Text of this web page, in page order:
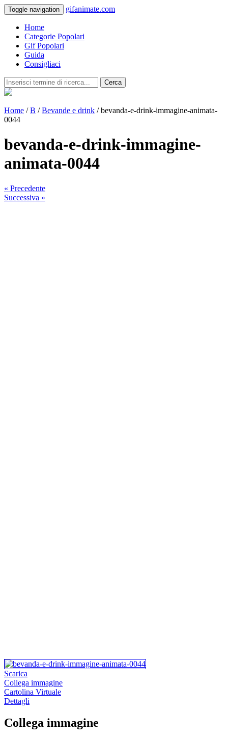
Toggle navigation gifanimate.com
Home
Categorie Popolari
Gif Popolari
Guida
Consigliaci
Cerca
Home /B /Bevande e drink / bevanda-e-drink-immagine-animata-
0044
bevanda-e-drink-immagine-
animata-0044
« Precedente
Successiva »
Scarica
Collega immagine
Cartolina Virtuale
Dettagli
Collega immagine